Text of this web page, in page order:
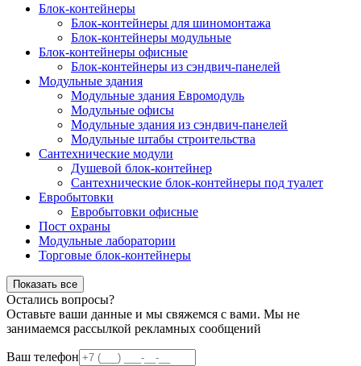
Блок-контейнеры
Блок-контейнеры для шиномонтажа
Блок-контейнеры модульные
Блок-контейнеры офисные
Блок-контейнеры из сэндвич-панелей
Модульные здания
Модульные здания Евромодуль
Модульные офисы
Модульные здания из сэндвич-панелей
Модульные штабы строительства
Сантехнические модули
Душевой блок-контейнер
Сантехнические блок-контейнеры под туалет
Евробытовки
Евробытовки офисные
Пост охраны
Модульные лаборатории
Торговые блок-контейнеры
Показать все
Остались вопросы?
Оставьте ваши данные и мы свяжемся с вами. Мы не
занимаемся рассылкой рекламных сообщений
Ваш телефон